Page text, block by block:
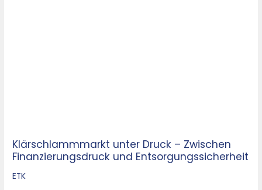
Klärschlammmarkt unter Druck – Zwischen
Finanzierungsdruck und Entsorgungssicherheit
ETK